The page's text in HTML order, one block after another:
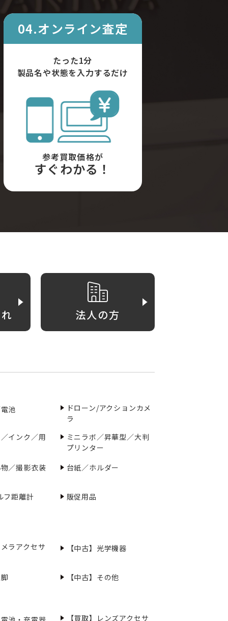
04.オンライン査定
たった1分
製品名や状態を入力するだけ
参考買取価格が
すぐわかる！
法人の方
池
ドローン/アクションカメ
ラ
インク／用
ミニラボ／昇華型／大判
プリンター
／撮影衣装
台紙／ホルダー
フ距離計 販促用品
ラアクセサ 【中古】光学機器
【中古】その他
【買取】レンズアクセサ